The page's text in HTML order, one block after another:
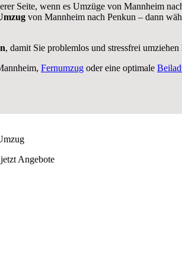
Seite, wenn es Umzüge von Mannheim
von Mannheim nach Penkun – dann
, damit Sie problemlos und stressfrei umziehen
Fernumzug oder eine optimale
Angebote